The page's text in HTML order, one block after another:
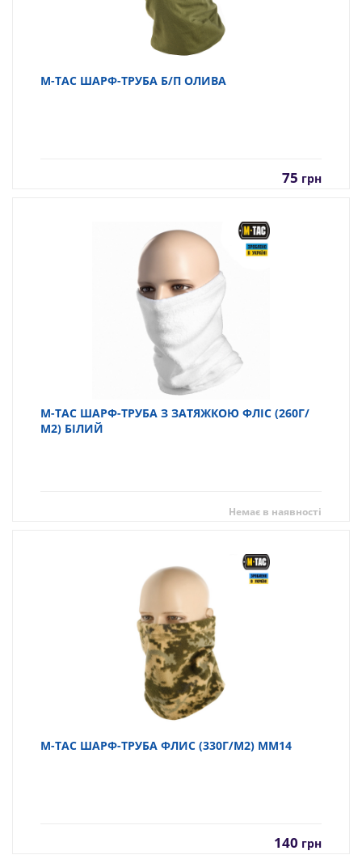
M-TAC ШАРФ-ТРУБА Б/П ОЛИВА
75 грн
M-TAC ШАРФ-ТРУБА З ЗАТЯЖКОЮ ФЛІС (260Г/
М2) БІЛИЙ
Немає в наявності
M-TAC ШАРФ-ТРУБА ФЛИС (330Г/М2) MM14
140 грн